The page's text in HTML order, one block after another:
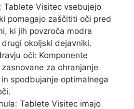
Tablete Visitec vsebujejo
pomagajo zaščititi oči pred
ki jih povzroča modra
okoljski dejavniki.
oči: Komponente
za ohranjanje
spodbujanje optimalnega
Tablete Visitec imajo